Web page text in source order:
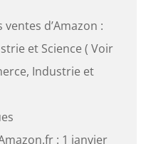
d’Amazon :
et Science ( Voir
Industrie et
: 1 janvier